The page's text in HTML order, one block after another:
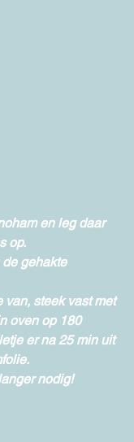
en leg daar
op.
gehakte
van, steek vast met
oven op 180
er na 25 min uit
nodig!